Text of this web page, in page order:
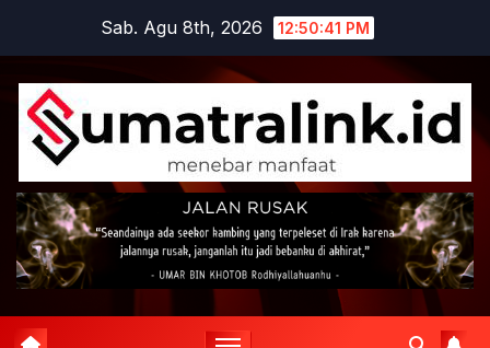
content
Sab. Agu 8th, 2026 12:50:41 PM